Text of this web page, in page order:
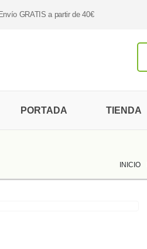
Envío GRATIS a partir de 40€
PORTADA TIENDA
INICIO